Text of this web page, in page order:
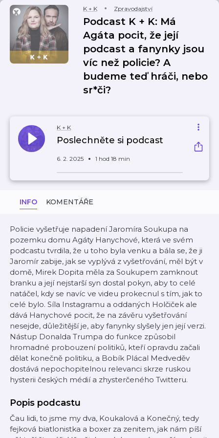
K + K Zpravodajství
Podcast K + K: Má
Agáta pocit, že její
podcast a fanynky jsou
víc než policie? A
budeme teď hráči, nebo
sr*či?
K + K
Poslechněte si podcast
6. 2. 2025 1 hod 18 min
INFO KOMENTÁŘE
Policie vyšetřuje napadení Jaromíra Soukupa na
pozemku domu Agáty Hanychové, která ve svém
podcastu tvrdila, že u toho byla venku a bála se, že ji
Jaromír zabije, jak se vyplývá z vyšetřování, měl být v
domě, Mirek Dopita měla za Soukupem zamknout
branku a její nejstarší syn dostal pokyn, aby to celé
natáčel, kdy se navíc ve videu prokecnul s tím, jak to
celé bylo. Síla Instagramu a oddaných Holčiček ale
dává Hanychové pocit, že na závěru vyšetřování
nesejde, důležitější je, aby fanynky slyšely jen její verzi.
Nástup Donalda Trumpa do funkce způsobil
hromadné probouzení politiků, kteří opravdu začali
dělat konečně politiku, a Bobík Plácal Medveděv
dostává nepochopitelnou relevanci skrze ruskou
hysterii českých médií a zhysterčeného Twitteru.
Popis podcastu
Čau lidi, to jsme my dva, Koukalová a Konečný, tedy
fejková biatlonistka a boxer za zenitem, jak nám píší